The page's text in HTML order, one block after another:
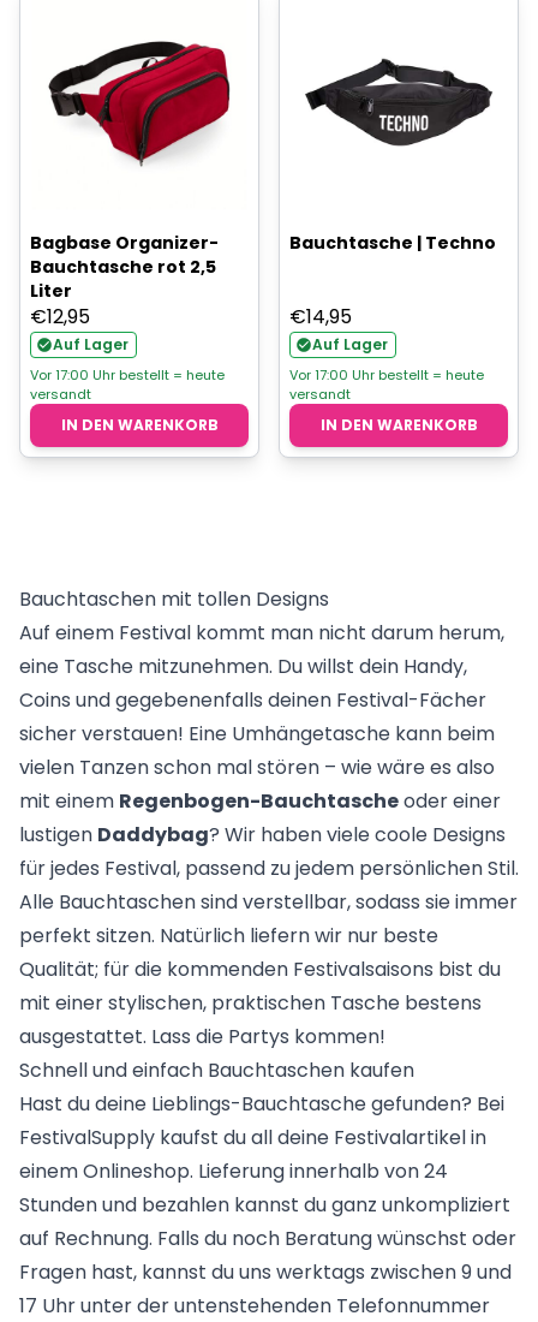
Bagbase Organizer-
Bauchtasche rot 2,5
Liter
€12,95
Auf Lager
Vor 17:00 Uhr bestellt = heute
versandt
IN DEN WARENKORB
Bauchtasche | Techno
€14,95
Auf Lager
Vor 17:00 Uhr bestellt = heute
versandt
IN DEN WARENKORB
Bauchtaschen mit tollen Designs
Auf einem Festival kommt man nicht darum herum,
eine Tasche mitzunehmen. Du willst dein Handy,
Coins und gegebenenfalls deinen Festival-Fächer
sicher verstauen! Eine Umhängetasche kann beim
vielen Tanzen schon mal stören – wie wäre es also
mit einem Regenbogen-Bauchtascheoder einer
lustigen Daddybag? Wir haben viele coole Designs
für jedes Festival, passend zu jedem persönlichen Stil.
Alle Bauchtaschen sind verstellbar, sodass sie immer
perfekt sitzen. Natürlich liefern wir nur beste
Qualität; für die kommenden Festivalsaisons bist du
mit einer stylischen, praktischen Tasche bestens
ausgestattet. Lass die Partys kommen!
Schnell und einfach Bauchtaschen kaufen
Hast du deine Lieblings-Bauchtasche gefunden? Bei
FestivalSupply kaufst du all deine Festivalartikel in
einem Onlineshop. Lieferung innerhalb von 24
Stunden und bezahlen kannst du ganz unkompliziert
auf Rechnung. Falls du noch Beratung wünschst oder
Fragen hast, kannst du uns werktags zwischen 9 und
17 Uhr unter der untenstehenden Telefonnummer